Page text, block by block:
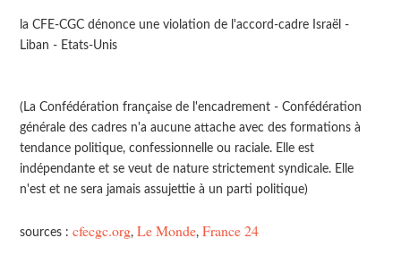
la CFE-CGC dénonce une violation de l'accord-cadre Israël -
Liban - Etats-Unis
(La Confédération française de l'encadrement - Confédération
générale des cadres n'a aucune attache avec des formations à
tendance politique, confessionnelle ou raciale. Elle est
indépendante et se veut de nature strictement syndicale. Elle
n'est et ne sera jamais assujettie à un parti politique)
sources :cfecgc.org,Le Monde,France 24